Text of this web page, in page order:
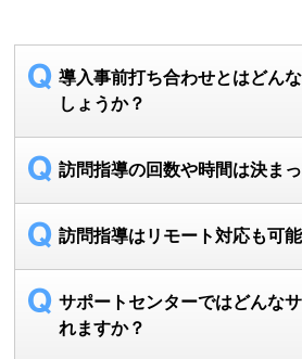
導入事前打ち合わせとはどん
しょうか？
訪問指導の回数や時間は決ま
訪問指導はリモート対応も可
サポートセンターではどんな
れますか？